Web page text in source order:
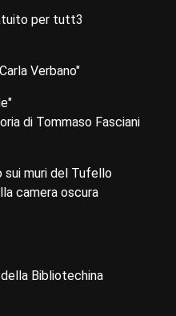
per tutt3
Verbano"
di Tommaso Fasciani
sui muri del Tufello
camera oscura
Bibliotechina